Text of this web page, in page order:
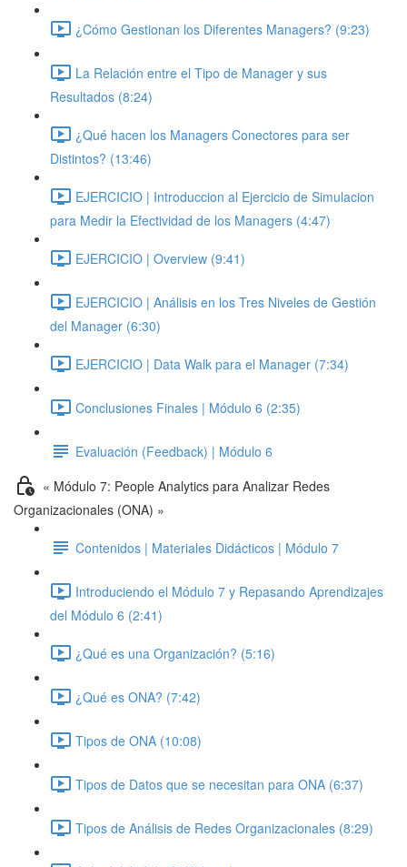
¿Cómo Gestionan los Diferentes Managers? (9:23)
La Relación entre el Tipo de Manager y sus
Resultados (8:24)
¿Qué hacen los Managers Conectores para ser
Distintos? (13:46)
EJERCICIO | Introduccion al Ejercicio de Simulacion
para Medir la Efectividad de los Managers (4:47)
EJERCICIO | Overview (9:41)
EJERCICIO | Análisis en los Tres Niveles de Gestión
del Manager (6:30)
EJERCICIO | Data Walk para el Manager (7:34)
Conclusiones Finales | Módulo 6 (2:35)
Evaluación (Feedback) | Módulo 6
« Módulo 7: People Analytics para Analizar Redes
Organizacionales (ONA) »
Contenidos | Materiales Didácticos | Módulo 7
Introduciendo el Módulo 7 y Repasando Aprendizajes
del Módulo 6 (2:41)
¿Qué es una Organización? (5:16)
¿Qué es ONA? (7:42)
Tipos de ONA (10:08)
Tipos de Datos que se necesitan para ONA (6:37)
Tipos de Análisis de Redes Organizacionales (8:29)